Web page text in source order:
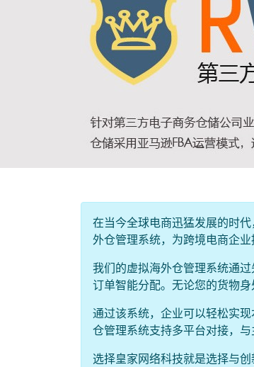
在当今全球电商迅猛发展的时
外仓管理系统，为跨境电商企
我们的虚拟海外仓管理系统通
订单智能分配。无论您的货物
通过该系统，企业可以轻松实
仓管理系统支持多平台对接，
选择皇家网络科技就是选择与